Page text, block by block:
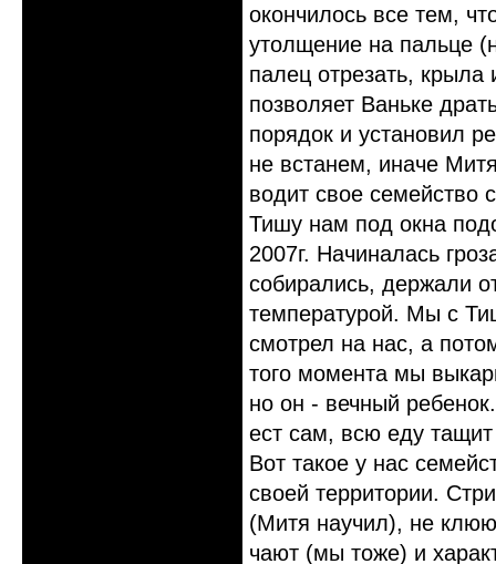
окончилось все тем,
утолщение на пальце
палец отрезать,
позволяет Ваньке
порядок и установил
не встанем, иначе
водит свое семейство
Тишу нам под окна
2007г. Начиналась
собирались, держали
температурой. Мы с
смотрел на нас, а
того момента мы
но он - вечный
ест сам, всю еду
Вот такое у нас
своей территории.
(Митя научил), не
чают (мы тоже) и